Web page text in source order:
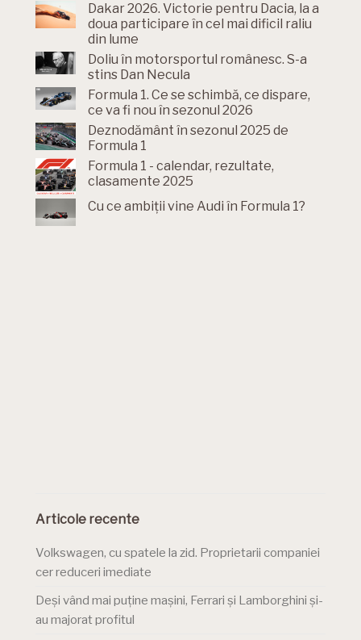
Dakar 2026. Victorie pentru Dacia, la a
doua participare în cel mai dificil raliu
din lume
Doliu în motorsportul românesc. S-a
stins Dan Necula
Formula 1. Ce se schimbă, ce dispare,
ce va fi nou în sezonul 2026
Deznodământ în sezonul 2025 de
Formula 1
Formula 1 - calendar, rezultate,
clasamente 2025
Cu ce ambiții vine Audi în Formula 1?
Articole recente
Volkswagen, cu spatele la zid. Proprietarii companiei
cer reduceri imediate
Deși vând mai puține mașini, Ferrari și Lamborghini și-
au majorat profitul